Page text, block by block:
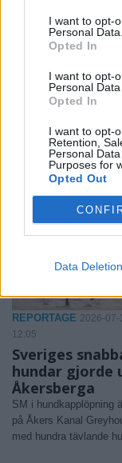
I want to opt-
Personal Data.
Opted In
I want to opt-
Personal
Opted In
I want to opt-
Retention,
Personal
Purposes for
Opted Out
Data Deletion
Spelfestival
flyttar in i
Under två dagar i
september samlas
och nya
Åkersberga när
Hammar ordnar
REPORTAGE 2026-07-
12:05
Sveriges
hundar gjorde
Åkersberga
SM i hundkapplöpning
på Åkers Kanal
med hundra tävlande